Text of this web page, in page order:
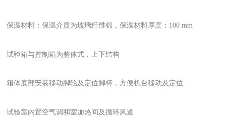
保温材料：保温介质为玻璃纤维棉，保温材料厚度：100 mm
试验箱与控制箱为整体式，上下结构
箱体底部安装移动脚轮及定位脚杯，方便机台移动及定位
试验室内置空气调和室加热间及循环风道